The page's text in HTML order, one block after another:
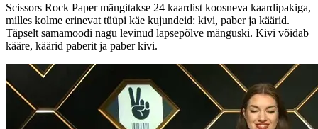
Scissors Rock Paper mängitakse 24 kaardist koosneva kaardipakiga,
milles kolme erinevat tüüpi käe kujundeid: kivi, paber ja käärid.
Täpselt samamoodi nagu levinud lapsepõlve mänguski. Kivi võidab
kääre, käärid paberit ja paber kivi.